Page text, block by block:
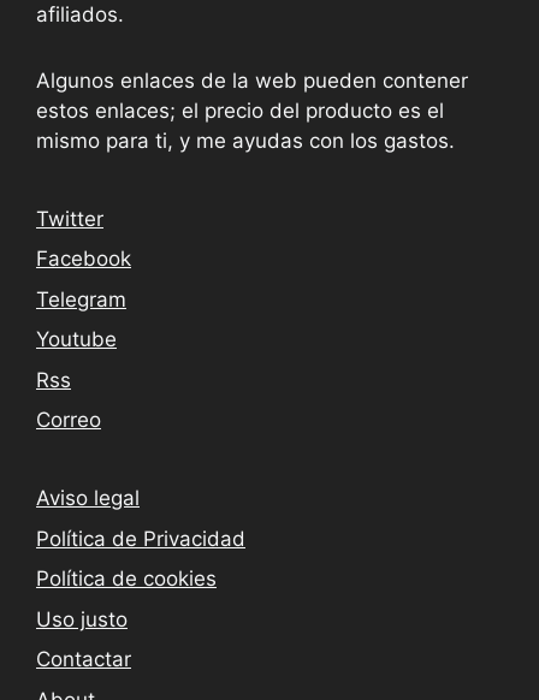
afiliados.
Algunos enlaces de la web pueden contener
estos enlaces; el precio del producto es el
mismo para ti, y me ayudas con los gastos.
Twitter
Facebook
Telegram
Youtube
Rss
Correo
Aviso legal
Política de Privacidad
Política de cookies
Uso justo
Contactar